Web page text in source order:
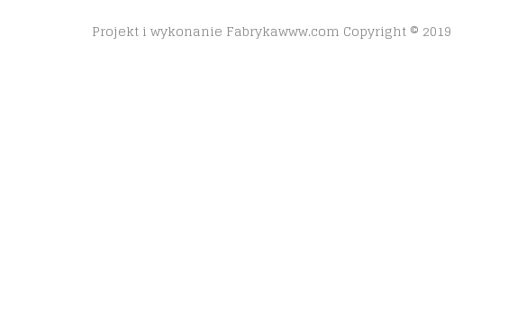
Projekt i wykonanie Fabrykawww.com Copyright © 2019